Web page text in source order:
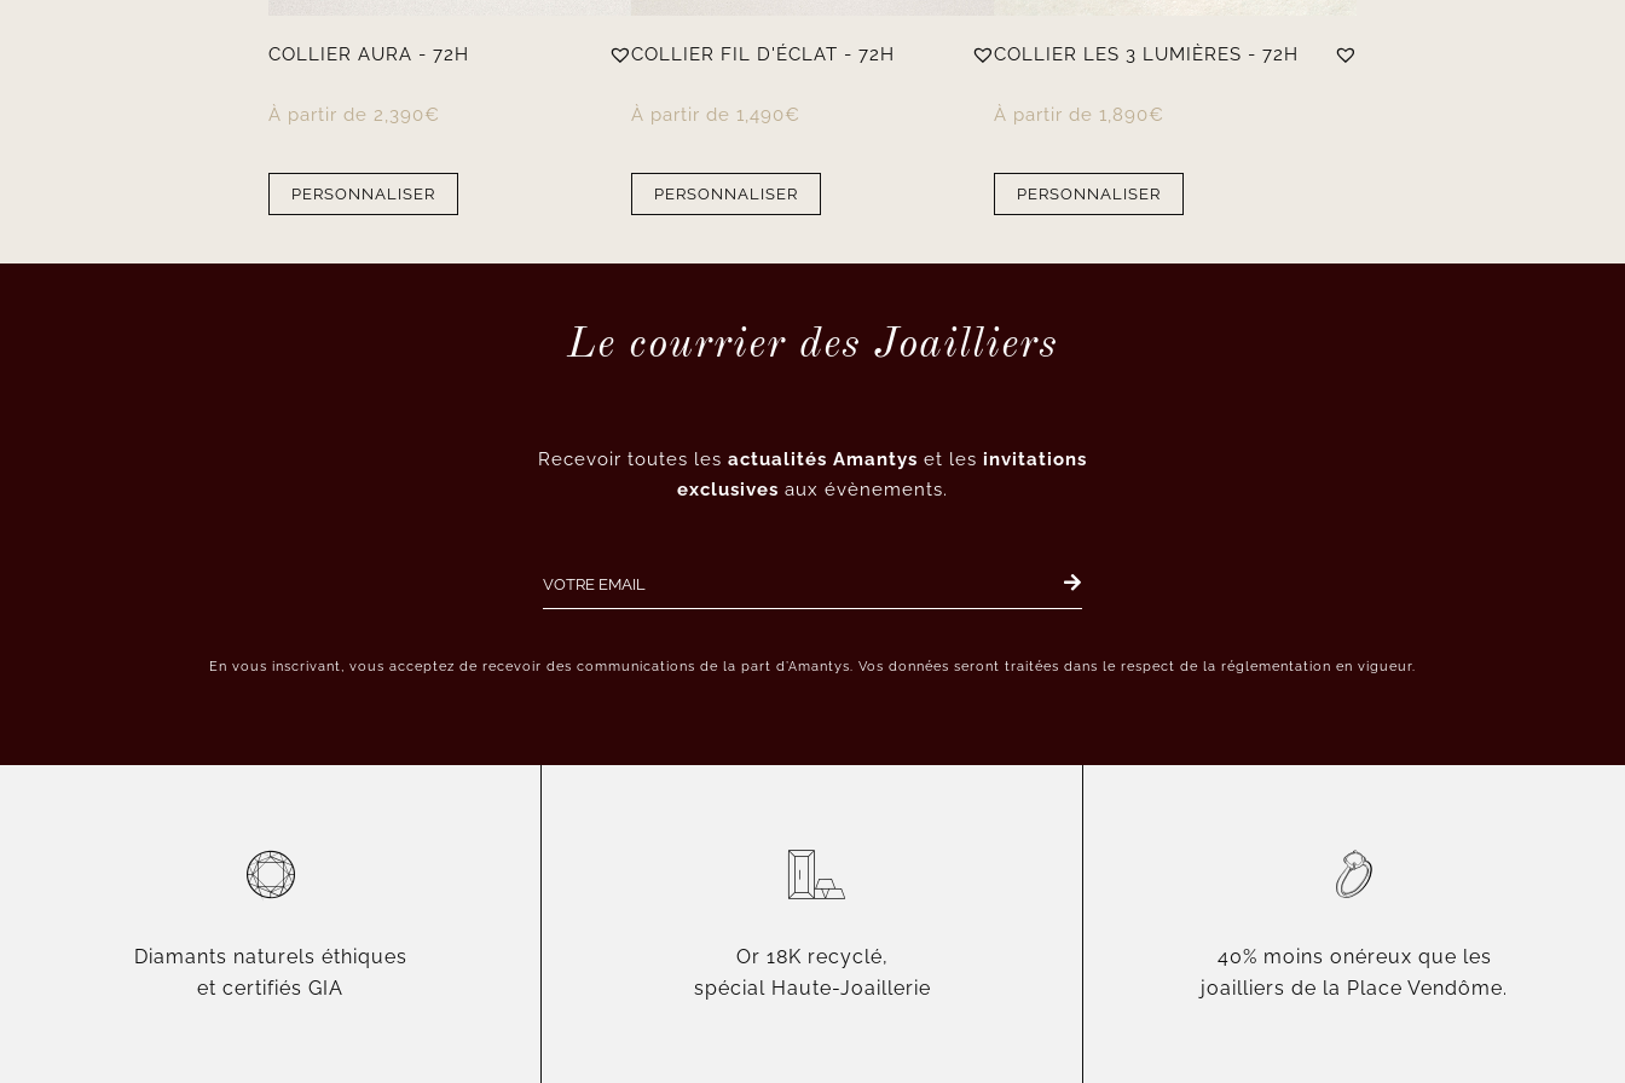
COLLIER AURA - 72H
À partir de 2,390€
PERSONNALISER
COLLIER FIL D'ÉCLAT - 72H
À partir de 1,490€
PERSONNALISER
COLLIER LES 3 LUMIÈRES - 72H
À partir de 1,890€
PERSONNALISER
Le courrier des Joailliers
Recevoir toutes les actualités Amantys et les invitations
exclusives aux évènements.
En vous inscrivant, vous acceptez de recevoir des communications de la part d’Amantys. Vos données seront traitées dans le respect de la réglementation en vigueur.
Diamants naturels éthiques
et certifiés GIA
Or 18K recyclé,
spécial Haute-Joaillerie
40% moins onéreux que les
joailliers de la Place Vendôme.